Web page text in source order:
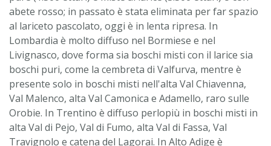
abete rosso; in passato è stata eliminata per far spazio
al lariceto pascolato, oggi è in lenta ripresa. In
Lombardia è molto diffuso nel Bormiese e nel
Livignasco, dove forma sia boschi misti con il larice sia
boschi puri, come la cembreta di Valfurva, mentre è
presente solo in boschi misti nell'alta Val Chiavenna,
Val Malenco, alta Val Camonica e Adamello, raro sulle
Orobie. In Trentino è diffuso perlopiù in boschi misti in
alta Val di Pejo, Val di Fumo, alta Val di Fassa, Val
Travignolo e catena del Lagorai. In Alto Adige è